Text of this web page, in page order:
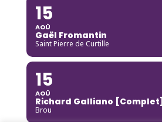
15
AOÛ
Gaël Fromantin
Saint Pierre de Curtille
15
AOÛ
Richard Galliano [Complet]
Brou